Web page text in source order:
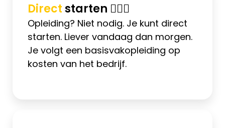
Directstarten 🏃🏽‍♀
Opleiding? Niet nodig. Je kunt direct
starten. Liever vandaag dan morgen.
Je volgt een basisvakopleiding op
kosten van het bedrijf.